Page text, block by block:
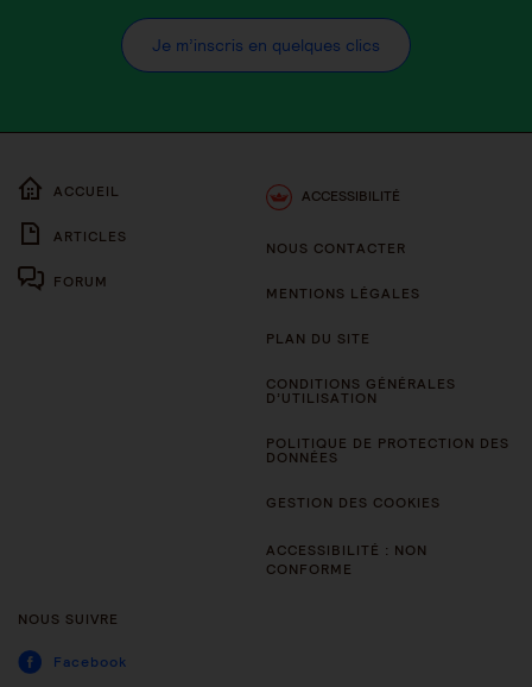
Je m’inscris en quelques clics
ACCUEIL
ARTICLES
FORUM
ACCESSIBILITÉ
NOUS CONTACTER
MENTIONS LÉGALES
PLAN DU SITE
CONDITIONS GÉNÉRALES
D’UTILISATION
POLITIQUE DE PROTECTION DES
DONNÉES
GESTION DES COOKIES
ACCESSIBILITÉ : NON
CONFORME
NOUS SUIVRE
Facebook